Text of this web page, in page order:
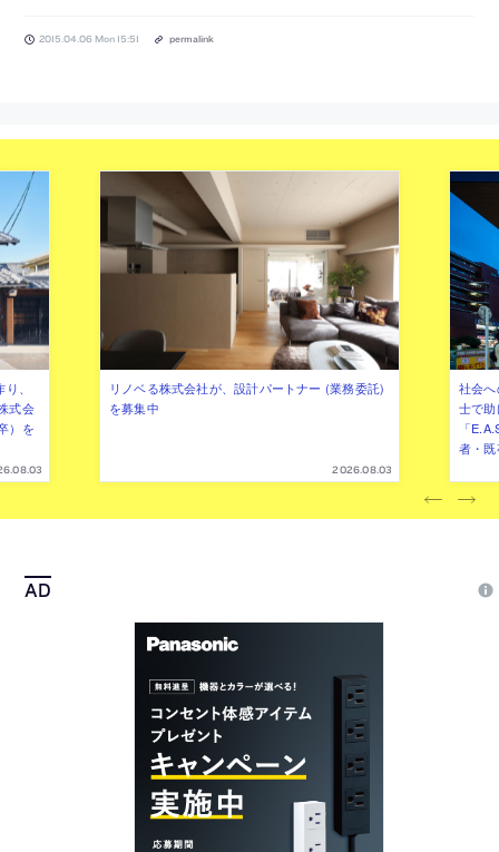
2015.04.06 Mon 15:51 permalink
、
式会
）を
リノベる株式会社が、設計パートナー (業務委託)
を募集中
2026.08.03
社会
士で
「
者・